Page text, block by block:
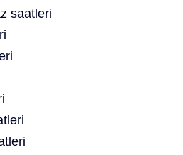
saatleri